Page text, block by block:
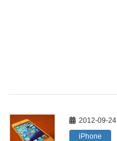
2012-09-24
iPhone